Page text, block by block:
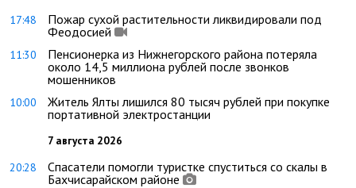
17:48
Пожар сухой растительности ликвидировали под
Феодосией
11:30
Пенсионерка из Нижнегорского района потеряла
около 14,5 миллиона рублей после звонков
мошенников
10:00
Житель Ялты лишился 80 тысяч рублей при покупке
портативной электростанции
7 августа 2026
20:28
Спасатели помогли туристке спуститься со скалы в
Бахчисарайском районе